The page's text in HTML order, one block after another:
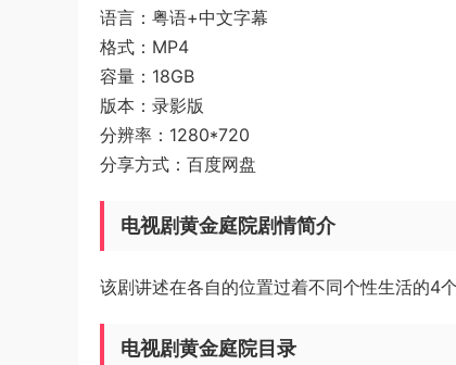
语言：粤语+中文字幕
格式：MP4
容量：18GB
版本：录影版
分辨率：1280*720
分享方式：百度网盘
电视剧黄金庭院剧情简介
该剧讲述在各自的位置过着不同个性生活的4
电视剧黄金庭院目录